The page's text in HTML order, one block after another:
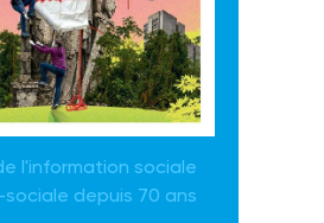
l'information sociale
depuis 70 ans